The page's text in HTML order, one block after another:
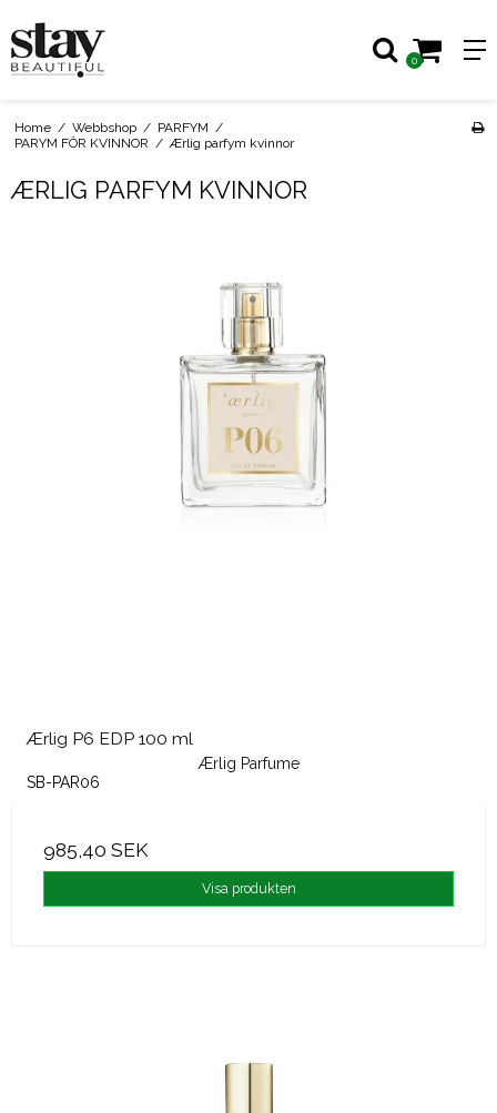
0
Home / Webbshop / PARFYM /
PARYM FÖR KVINNOR / Ærlig parfym kvinnor
ÆRLIG PARFYM KVINNOR
Ærlig P6 EDP 100 ml
Ærlig Parfume
SB-PAR06
985,40 SEK
Visa produkten